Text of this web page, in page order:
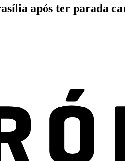
após ter parada